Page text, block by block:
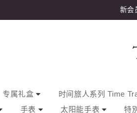
新会
专属礼盒 时间旅人系列 Time
手表 太阳能手表 特